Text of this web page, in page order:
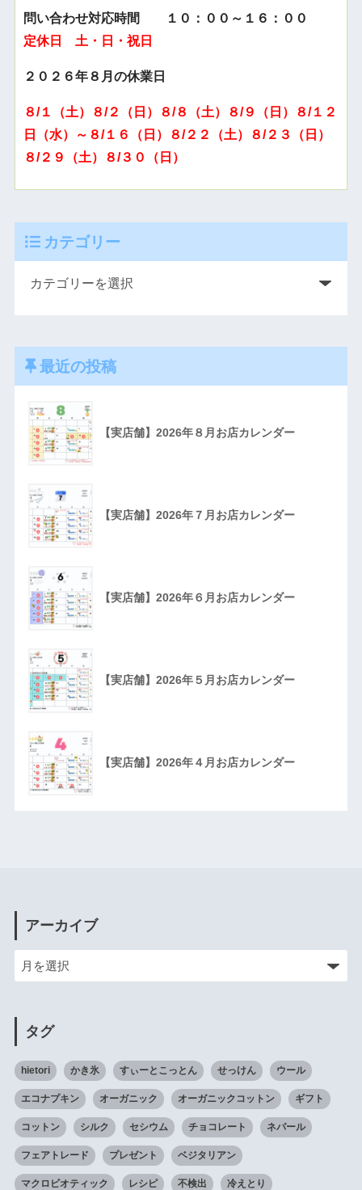
問い合わせ対応時間 １０：００～１６：００
定休日 土・日・祝日
２０２６年８月の休業日
８/１（土）８/２（日）８/８（土）８/９（日）８/１２
日（水）～８/１６（日）８/２２（土）８/２３（日）
８/２９（土）８/３０（日）
カテゴリー
最近の投稿
【実店舗】2026年８月お店カレンダー
【実店舗】2026年７月お店カレンダー
【実店舗】2026年６月お店カレンダー
【実店舗】2026年５月お店カレンダー
【実店舗】2026年４月お店カレンダー
アーカイブ
タグ
hietori かき氷 すぃーとこっとん せっけん ウール
エコナプキン オーガニック オーガニックコットン ギフト
コットン シルク セシウム チョコレート ネパール
フェアトレード プレゼント ベジタリアン
マクロビオティック レシピ 不検出 冷えとり